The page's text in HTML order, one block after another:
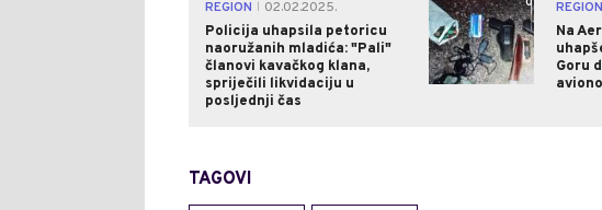
REGION
02.02.2025.
Policija uhapsila petoricu
naoružanih mladića: "Pali"
članovi kavačkog klana,
spriječili likvidaciju u
posljednji čas
0 REGION
Na
Goru
TAGOVI